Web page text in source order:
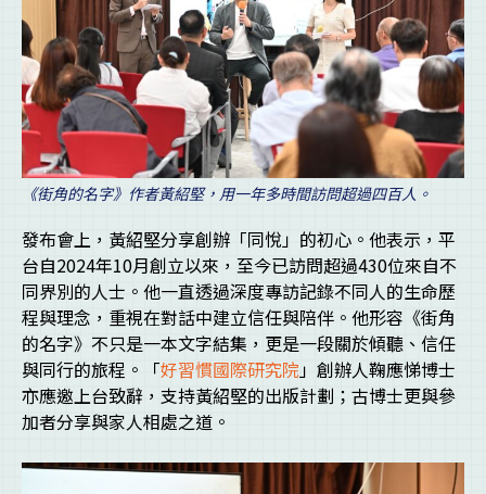
《街角的名字》作者黃紹堅，用一年多時間訪問超過四百人。
發布會上，黃紹堅分享創辦「同悅」的初心。他表示，平
台自2024年10月創立以來，至今已訪問超過430位來自不
同界別的人士。他一直透過深度專訪記錄不同人的生命歷
程與理念，重視在對話中建立信任與陪伴。他形容《街角
的名字》不只是一本文字結集，更是一段關於傾聽、信任
與同行的旅程。「好習慣國際研究院」創辦人鞠應悌博士
亦應邀上台致辭，支持黃紹堅的出版計劃；古博士更與參
加者分享與家人相處之道。